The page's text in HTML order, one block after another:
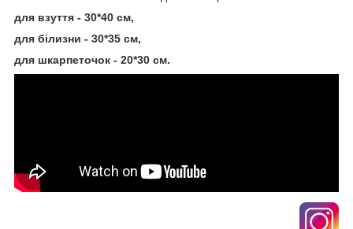
для взуття - 30*40 см,
для білизни - 30*35 см,
для шкарпеточок - 20*30 см.